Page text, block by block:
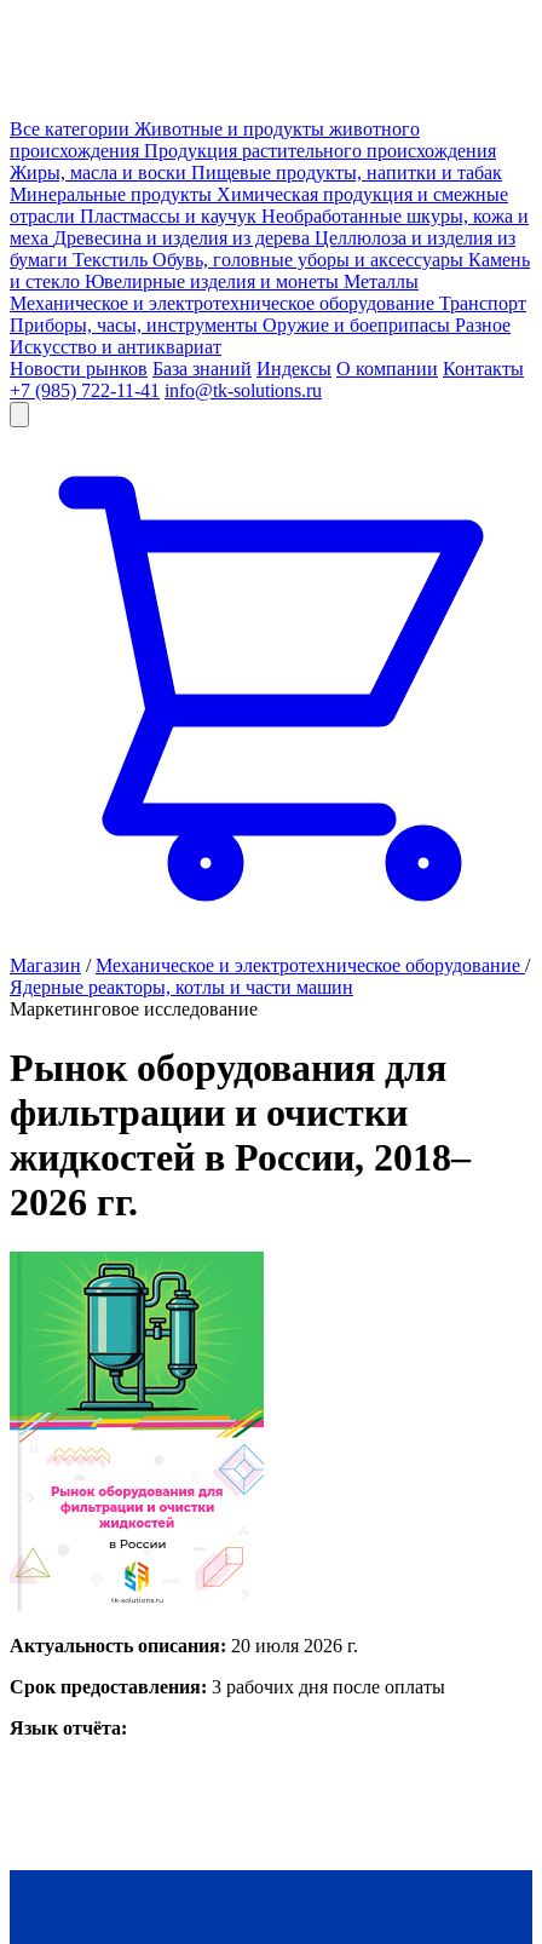
Все категории Животные и продукты животного
происхождения Продукция растительного происхождения
Жиры, масла и воски Пищевые продукты, напитки и табак
Минеральные продукты Химическая продукция и смежные
отрасли Пластмассы и каучук Необработанные шкуры, кожа и
меха Древесина и изделия из дерева Целлюлоза и изделия из
бумаги Текстиль Обувь, головные уборы и аксессуары Камень
и стекло Ювелирные изделия и монеты Металлы
Механическое и электротехническое оборудование Транспорт
Приборы, часы, инструменты Оружие и боеприпасы Разное
Искусство и антиквариат
Новости рынков База знаний Индексы О компании Контакты
+7 (985) 722-11-41 info@tk-solutions.ru
Магазин / Механическое и электротехническое оборудование /
Ядерные реакторы, котлы и части машин
Маркетинговое исследование
Рынок оборудования для
фильтрации и очистки
жидкостей в России, 2018–
2026 гг.
Актуальность описания: 20 июля 2026 г.
Срок предоставления: 3 рабочих дня после оплаты
Язык отчёта: